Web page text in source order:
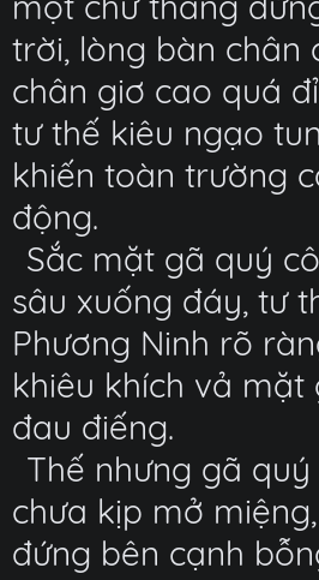
trời, lòng bàn chân
chân giơ cao quá
tư thế kiêu ngạo
khiến toàn trường
động.
Sắc mặt gã quý
sâu xuống đáy, tư
Phương Ninh rõ
khiêu khích vả mặt
đau điếng.
Thế nhưng gã
chưa kịp mở
đứng bên cạnh